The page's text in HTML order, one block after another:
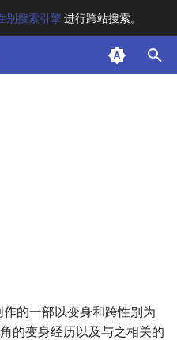
别搜索引擎进行跨站搜索。
作的一部以变身和跨性别为
的变身经历以及与之相关的